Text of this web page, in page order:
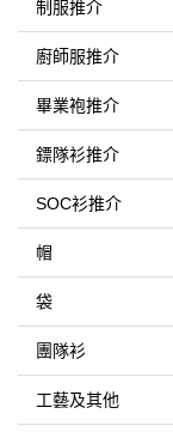
制服推介
廚師服推介
畢業袍推介
鏢隊衫推介
SOC衫推介
帽
袋
團隊衫
工藝及其他